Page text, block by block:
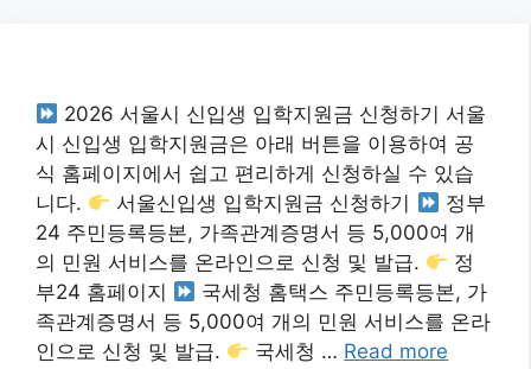
2026 서울시 신입생 입학지원금 신청하기 서울
시 신입생 입학지원금은 아래 버튼을 이용하여 공
식 홈페이지에서 쉽고 편리하게 신청하실 수 있습
니다.
서울신입생 입학지원금 신청하기
정부
24 주민등록등본, 가족관계증명서 등 5,000여 개
의 민원 서비스를 온라인으로 신청 및 발급.
정
부24 홈페이지
국세청 홈택스 주민등록등본, 가
족관계증명서 등 5,000여 개의 민원 서비스를 온라
인으로 신청 및 발급.
국세청 … Read more